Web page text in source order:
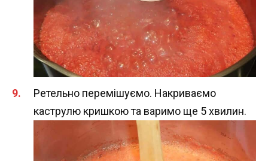
Ретельно перемішуємо. Накриваємо
каструлю кришкою та варимо ще 5 хвилин.